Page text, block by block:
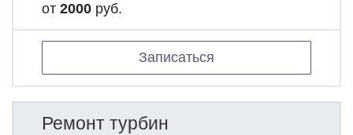
от 2000 руб.
Записаться
Ремонт турбин